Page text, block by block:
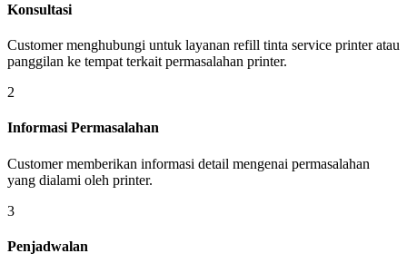
Konsultasi
Customer menghubungi untuk layanan refill tinta service printer atau
panggilan ke tempat terkait permasalahan printer.
2
Informasi Permasalahan
Customer memberikan informasi detail mengenai permasalahan
yang dialami oleh printer.
3
Penjadwalan